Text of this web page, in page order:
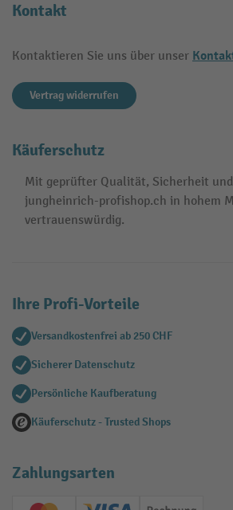
Kontakt
Kontaktieren Sie uns über unser
Vertrag widerrufen
Käuferschutz
Mit geprüfter Qualität, Sicherheit
jungheinrich-profishop.ch in hohem
vertrauenswürdig.
Ihre Profi-Vorteile
Versandkostenfrei ab 250 CHF
Sicherer Datenschutz
Persönliche Kaufberatung
Käuferschutz - Trusted Shops
Zahlungsarten